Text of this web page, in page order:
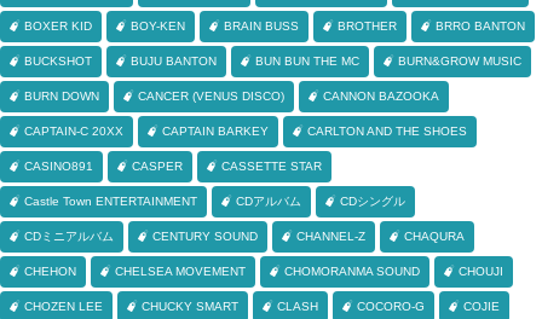
BOXER KID BOY-KEN BRAIN BUSS BROTHER BRRO BANTON
BUCKSHOT BUJU BANTON BUN BUN THE MC BURN&GROW MUSIC
BURN DOWN CANCER (VENUS DISCO) CANNON BAZOOKA
CAPTAIN-C 20XX CAPTAIN BARKEY CARLTON AND THE SHOES
CASINO891 CASPER CASSETTE STAR
Castle Town ENTERTAINMENT CDアルバム CDシングル
CDミニアルバム CENTURY SOUND CHANNEL-Z CHAQURA
CHEHON CHELSEA MOVEMENT CHOMORANMA SOUND CHOUJI
CHOZEN LEE CHUCKY SMART CLASH COCORO-G COJIE